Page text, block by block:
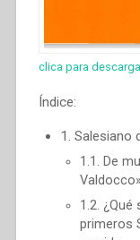
clica para
Índice:
1. Salesiano
1.1. De
1.2.
primeros